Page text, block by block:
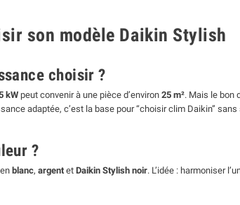
son modèle Daikin Stylish
choisir ?
kW peut convenir à une pièce d’environ 25 m². Mais le bon
adaptée, c’est la base pour “choisir clim Daikin”
?
blanc, argent et Daikin Stylish noir. L’idée : harmoniser